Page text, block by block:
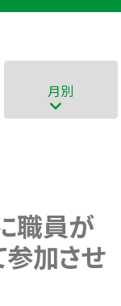
月別
職員が
参加させ